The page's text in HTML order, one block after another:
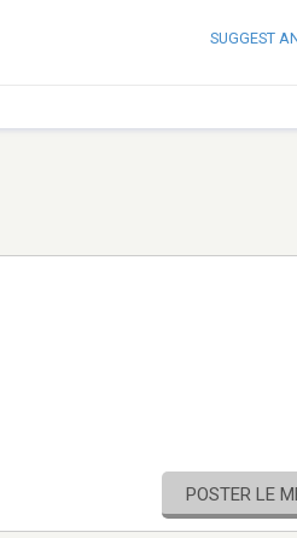
SUGGEST
POSTER LE